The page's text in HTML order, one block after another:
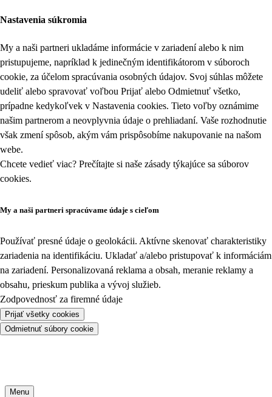
Nastavenia súkromia
My a naši partneri ukladáme informácie v zariadení alebo k nim
pristupujeme, napríklad k jedinečným identifikátorom v súboroch
cookie, za účelom spracúvania osobných údajov. Svoj súhlas môžete
udeliť alebo spravovať voľbou Prijať alebo Odmietnuť všetko,
prípadne kedykoľvek v Nastavenia cookies. Tieto voľby oznámime
našim partnerom a neovplyvnia údaje o prehliadaní. Vaše rozhodnutie
však zmení spôsob, akým vám prispôsobíme nakupovanie na našom
webe.
Chcete vedieť viac? Prečítajte si naše zásady týkajúce sa súborov
cookies.
My a naši partneri spracúvame údaje s cieľom
Používať presné údaje o geolokácii. Aktívne skenovať charakteristiky
zariadenia na identifikáciu. Ukladať a/alebo pristupovať k informáciám
na zariadení. Personalizovaná reklama a obsah, meranie reklamy a
obsahu, prieskum publika a vývoj služieb.
Zodpovednosť za firemné údaje
Prijať všetky cookies
Odmietnuť súbory cookie
Menu